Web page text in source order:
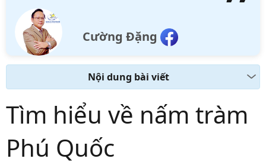
Cường Đặng
Nội dung bài viết
Tìm hiểu về nấm tràm
Phú Quốc